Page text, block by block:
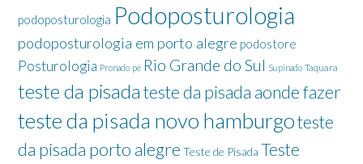
podoposturologia Podoposturologia
podoposturologia em porto alegre podostore
Posturologia Pronado pé Rio Grande do Sul Supinado Taquara
teste da pisadateste da pisada aonde fazer
teste da pisada novo hamburgoteste
da pisada porto alegre Teste de Pisada Teste